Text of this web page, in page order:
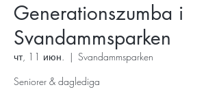
Generationszumba i
Svandammsparken
чт, 11 июн.
  |
Svandammsparken
Seniorer & daglediga